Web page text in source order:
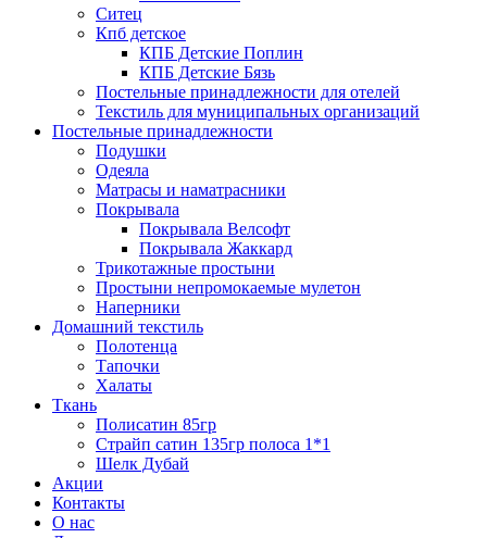
Ситец
Кпб детское
КПБ Детские Поплин
КПБ Детские Бязь
Постельные принадлежности для отелей
Текстиль для муниципальных организаций
Постельные принадлежности
Подушки
Одеяла
Матрасы и наматрасники
Покрывала
Покрывала Велсофт
Покрывала Жаккард
Трикотажные простыни
Простыни непромокаемые мулетон
Наперники
Домашний текстиль
Полотенца
Тапочки
Халаты
Ткань
Полисатин 85гр
Страйп сатин 135гр полоса 1*1
Шелк Дубай
Акции
Контакты
О нас